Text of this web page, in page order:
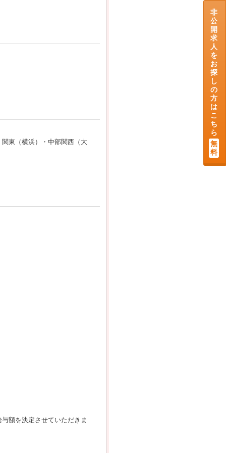
東（横浜）・中部関西（大
額を決定させていただきま
非
公
開
求
人
を
お
探
し
の
方
は
こ
ち
ら
無
料